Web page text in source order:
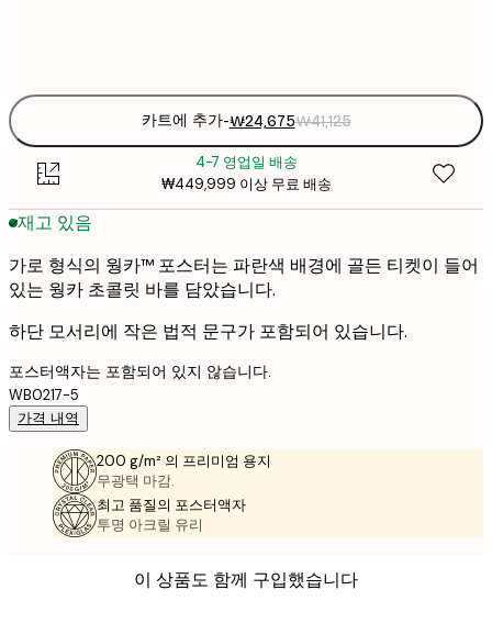
카트에 추가-₩24,675₩41,125
4-7 영업일 배송
₩449,999 이상 무료 배송
재고 있음
가로 형식의 웡카™ 포스터는 파란색 배경에 골든 티켓이 들어
있는 웡카 초콜릿 바를 담았습니다.
하단 모서리에 작은 법적 문구가 포함되어 있습니다.
포스터액자는 포함되어 있지 않습니다.
WB0217-5
가격 내역
200 g/m² 의 프리미엄 용지
무광택 마감.
최고 품질의 포스터액자
투명 아크릴 유리
이 상품도 함께 구입했습니다